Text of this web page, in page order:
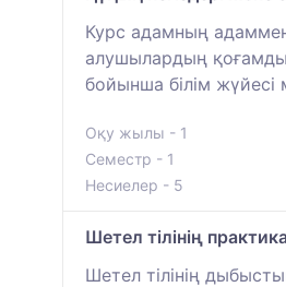
Курс адамның
алушылардың
бойынша білім жүйесі
Оқу жылы - 1
Семестр - 1
Несиелер - 5
Шетел тілінің
Шетел тілінің